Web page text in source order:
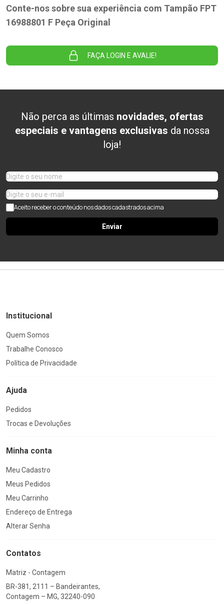
Conte-nos sobre sua experiência com Tampão FPT
16988801 F Peça Original
FAÇA LOGIN E AVALIE!
Não perca as últimas novidades, ofertas
especiais e vantagens exclusivas da nossa
loja!
Aceito receber o conteúdo nos dados cadastrados acima
Enviar
Institucional
Quem Somos
Trabalhe Conosco
Política de Privacidade
Ajuda
Pedidos
Trocas e Devoluções
Minha conta
Meu Cadastro
Meus Pedidos
Meu Carrinho
Endereço de Entrega
Alterar Senha
Contatos
Matriz - Contagem
BR-381, 2111 – Bandeirantes,
Contagem – MG, 32240-090